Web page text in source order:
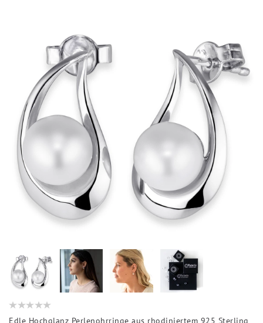
Edle Hochglanz Perlenohrringe aus rhodiniertem 925 Sterling